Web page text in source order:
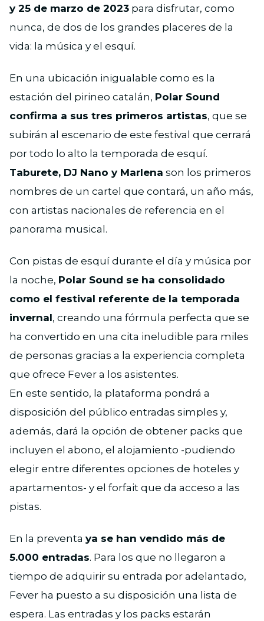
y 25 de marzo de 2023 para disfrutar, como
nunca, de dos de los grandes placeres de la
vida: la música y el esquí.
En una ubicación inigualable como es la
estación del pirineo catalán, Polar Sound
confirma a sus tres primeros artistas, que se
subirán al escenario de este festival que cerrará
por todo lo alto la temporada de esquí.
Taburete, DJ Nano y Marlena son los primeros
nombres de un cartel que contará, un año más,
con artistas nacionales de referencia en el
panorama musical.
Con pistas de esquí durante el día y música por
la noche, Polar Sound se ha consolidado
como el festival referente de la temporada
invernal, creando una fórmula perfecta que se
ha convertido en una cita ineludible para miles
de personas gracias a la experiencia completa
que ofrece Fever a los asistentes.
En este sentido, la plataforma pondrá a
disposición del público entradas simples y,
además, dará la opción de obtener packs que
incluyen el abono, el alojamiento -pudiendo
elegir entre diferentes opciones de hoteles y
apartamentos- y el forfait que da acceso a las
pistas.
En la preventa ya se han vendido más de
5.000 entradas. Para los que no llegaron a
tiempo de adquirir su entrada por adelantado,
Fever ha puesto a su disposición una lista de
espera. Las entradas y los packs estarán